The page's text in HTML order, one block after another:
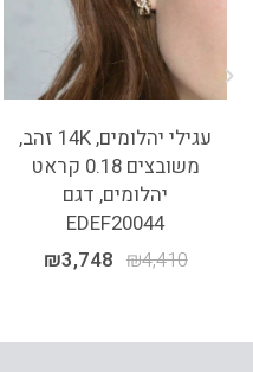
עגילי יהלומים, 14K זהב,
משובצים 0.18 קראט
יהלומים, דגם
EDEF20044
₪4,410
₪3,748